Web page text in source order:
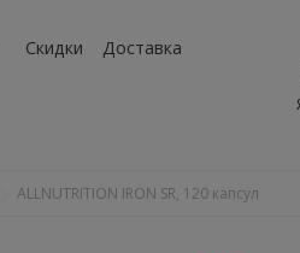
Скидки Доставка
ALLNUTRITION IRON SR, 120 капсул